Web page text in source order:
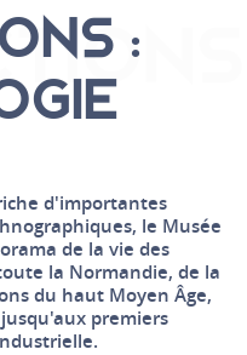
:
d'importantes
le Musée
de la vie des
la Normandie, de la
du haut Moyen Âge,
premiers